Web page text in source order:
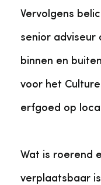
Vervolgens
senior adviseur
binnen en
voor het
erfgoed op
Wat is roerend
verplaatsbaar